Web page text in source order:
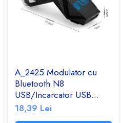
A_2425 Modulator cu
Bluetooth N8
USB/Incarcator USB
2.1A/TF/FM Radio
18,39 Lei